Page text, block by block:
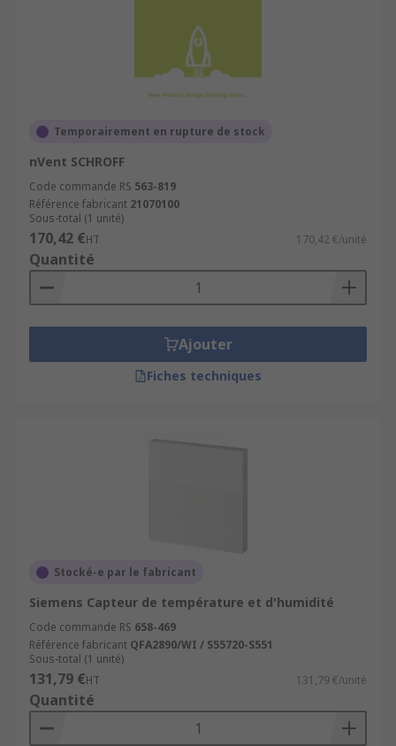
Temporairement en rupture de stock
nVent SCHROFF
Code commande RS 563-819
Référence fabricant 21070100
Sous-total (1 unité)
170,42 €HT 170,42 €/unité
Quantité
Ajouter
Fiches techniques
Stocké-e par le fabricant
Siemens Capteur de température et d'humidité
Code commande RS 658-469
Référence fabricant QFA2890/WI / S55720-S551
Sous-total (1 unité)
131,79 €HT 131,79 €/unité
Quantité